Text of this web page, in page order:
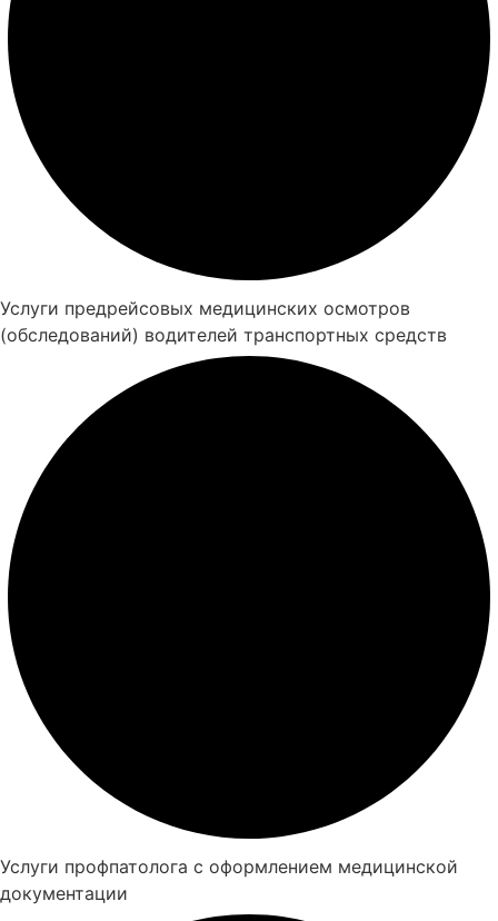
Услуги предрейсовых медицинских осмотров
(обследований) водителей транспортных средств
Услуги профпатолога с оформлением медицинской
документации